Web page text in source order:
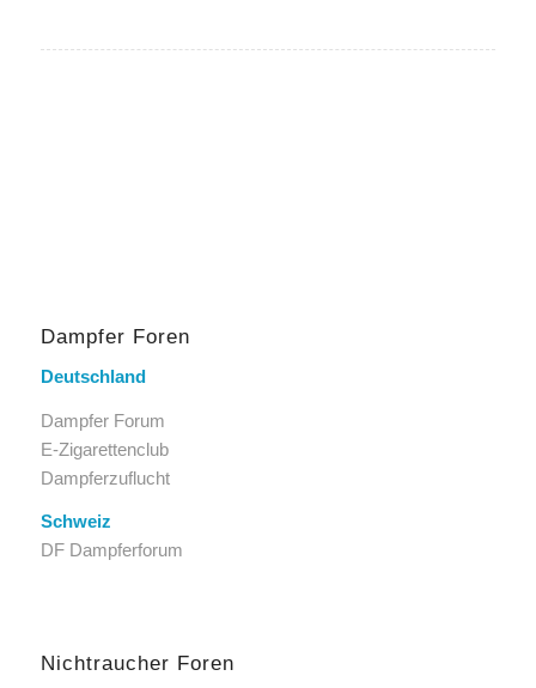
Dampfer Foren
Deutschland
Dampfer Forum
E-Zigarettenclub
Dampferzuflucht
Schweiz
DF Dampferforum
Nichtraucher Foren